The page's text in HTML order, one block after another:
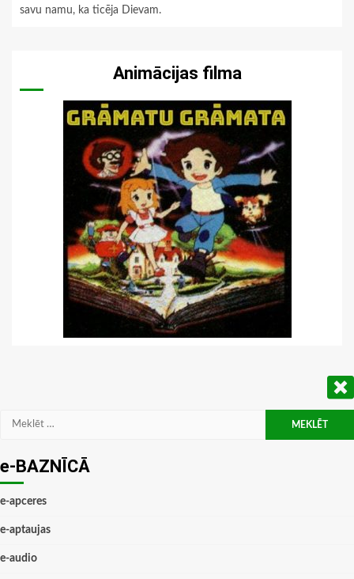
savu namu, ka ticēja Dievam.
Animācijas filma
Meklēt:
e-BAZNĪCĀ
e-apceres
e-aptaujas
e-audio